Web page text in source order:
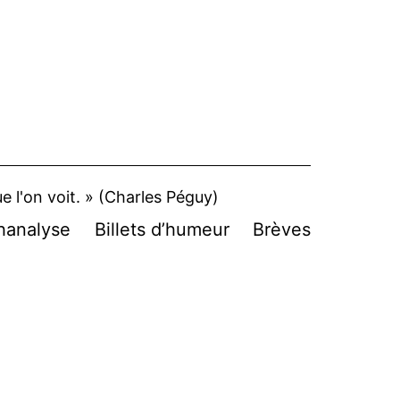
l'on voit. » (Charles Péguy)
Billets d’humeur Brèves